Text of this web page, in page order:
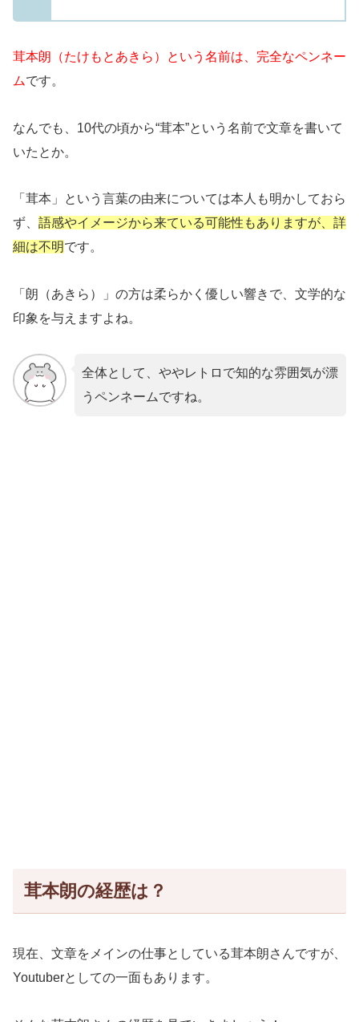
茸本朗（たけもとあきら）という名前は、完全なペンネー
ムです。
なんでも、10代の頃から“茸本”という名前で文章を書いて
いたとか。
「茸本」という言葉の由来については本人も明かしておら
ず、 語感やイメージから来ている可能性もありますが、詳
細は不明です。
「朗（あきら）」の方は柔らかく優しい響きで、文学的な
印象を与えますよね。
全体として、ややレトロで知的な雰囲気が漂
うペンネームですね。
茸本朗の経歴は？
現在、文章をメインの仕事としている茸本朗さんですが、
Youtuberとしての一面もあります。